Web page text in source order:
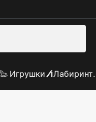
Игрушки